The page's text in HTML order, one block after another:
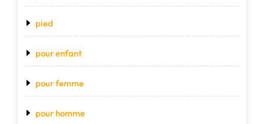
pied
pour enfant
pour femme
pour homme